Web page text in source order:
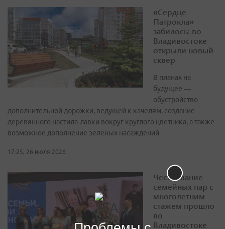
«Сердце
Патрокла»
забилось: во
Владивостоке
открыли новый
сквер
В планах на
будущее —
обустройство
дополнительной дорожки, ведущей к качелям, создание
деревянного настила-лавки вокруг круглого цветника, а также
возможное дополнение зеленых насаждений
17:25, 26 июля 2026
Чествование
семейных пар с
многолетним
стажем прошло
во
Владивостоке